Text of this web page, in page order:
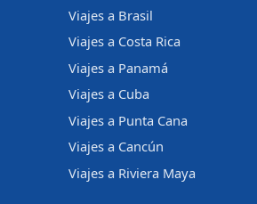
Viajes a Brasil
Viajes a Costa Rica
Viajes a Panamá
Viajes a Cuba
Viajes a Punta Cana
Viajes a Cancún
Viajes a Riviera Maya